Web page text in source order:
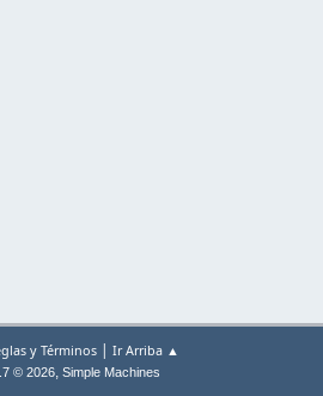
y Términos | Ir Arriba ▲
© 2026, Simple Machines